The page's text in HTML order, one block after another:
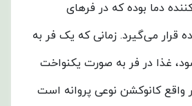
دما بوده که در فرهای
قرار می‌گیرد. زمانی که یک فر به
غذا در فر به صورت یکنواخت
کانوکشن نوعی پروانه است